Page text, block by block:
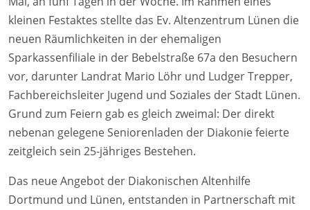
kleinen Festaktes stellte das Ev. Altenzentrum Lünen die
neuen Räumlichkeiten in der ehemaligen
Sparkassenfiliale in der Bebelstraße 67a den Besuchern
vor, darunter Landrat Mario Löhr und Ludger Trepper,
Fachbereichsleiter Jugend und Soziales der Stadt Lünen.
Grund zum Feiern gab es gleich zweimal: Der direkt
nebenan gelegene Seniorenladen der Diakonie feierte
zeitgleich sein 25-jähriges Bestehen.
Das neue Angebot der Diakonischen Altenhilfe
Dortmund und Lünen, entstanden in Partnerschaft mit